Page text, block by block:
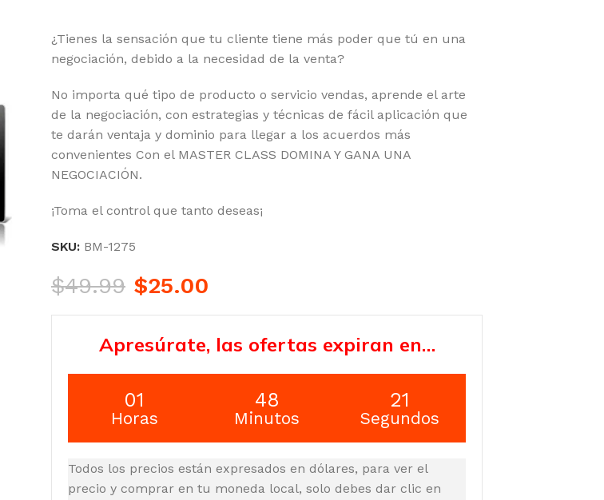
¿Tienes la sensación que tu cliente tiene más poder que tú en una
negociación, debido a la necesidad de la venta?
No importa qué tipo de producto o servicio vendas, aprende el arte
de la negociación, con estrategias y técnicas de fácil aplicación que
te darán ventaja y dominio para llegar a los acuerdos más
convenientes Con el MASTER CLASS DOMINA Y GANA UNA
NEGOCIACIÓN.
¡Toma el control que tanto deseas¡
SKU: BM-1275
$49.99 $25.00
Apresúrate, las ofertas expiran en…
01
Horas
48
Minutos
20
Segundos
Todos los precios están expresados en dólares, para ver el
precio y comprar en tu moneda local, solo debes dar clic en